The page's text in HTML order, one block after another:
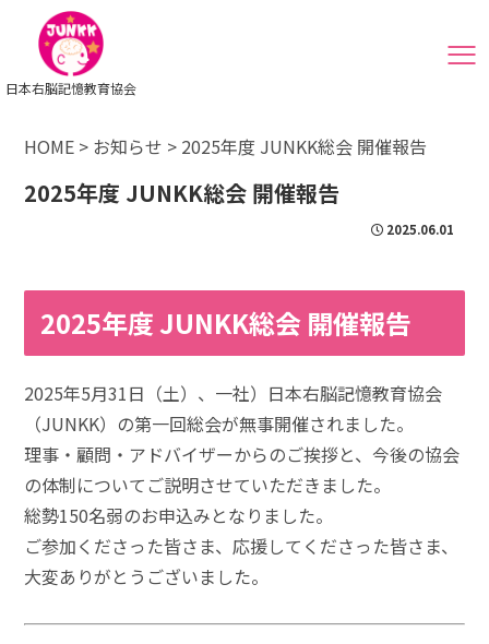
日本右脳記憶教育協会
HOME > お知らせ > 2025年度 JUNKK総会 開催報告
2025年度 JUNKK総会 開催報告
2025.06.01
2025年度 JUNKK総会 開催報告
2025年5月31日（土）、一社）日本右脳記憶教育協会
（JUNKK）の第一回総会が無事開催されました。
理事・顧問・アドバイザーからのご挨拶と、今後の協会
の体制についてご説明させていただきました。
総勢150名弱のお申込みとなりました。
ご参加くださった皆さま、応援してくださった皆さま、
大変ありがとうございました。